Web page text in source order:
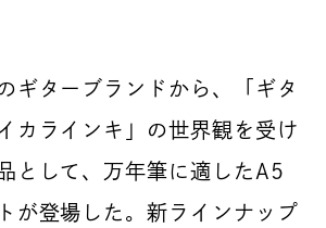
ギターブランドから、「ギタ
カラインキ」の世界観を受け
として、万年筆に適したA5
が登場した。新ラインナップ